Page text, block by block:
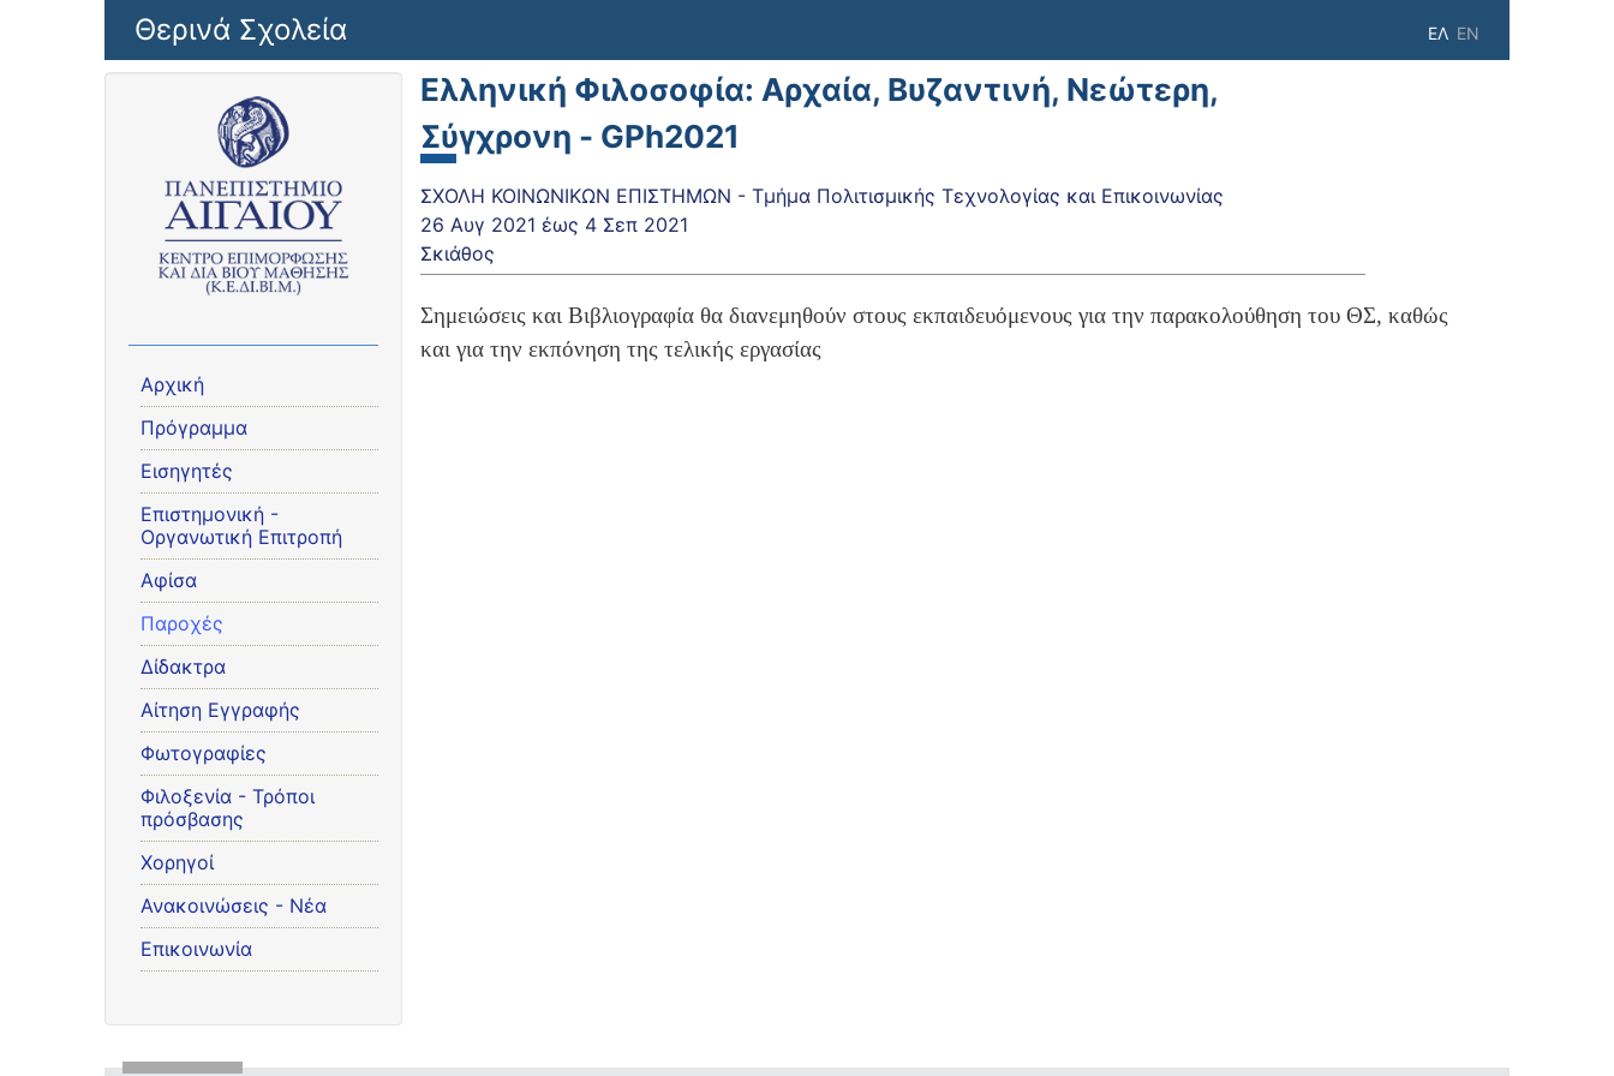
Παράκαμψη προς το κυρίως περιεχόμενο
Θερινά Σχολεία EN
ΕΛ
Αρχική
Πρόγραμμα
Εισηγητές
Eπιστημονική -
Οργανωτική Επιτροπή
Αφίσα
Παροχές
Δίδακτρα
Αίτηση Εγγραφής
Φωτογραφίες
Φιλοξενία - Τρόποι
πρόσβασης
Χορηγοί
Ανακοινώσεις - Νέα
Επικοινωνία
Ελληνική Φιλοσοφία: Αρχαία, Βυζαντινή, Νεώτερη,
Σύγχρονη - GPh2021
ΣΧΟΛΗ ΚΟΙΝΩΝΙΚΩΝ ΕΠΙΣΤΗΜΩΝ - Τμήμα Πολιτισμικής Τεχνολογίας και Επικοινωνίας
26 Αυγ 2021 έως 4 Σεπ 2021
Σκιάθος
Σημειώσεις και Βιβλιογραφία θα διανεμηθούν στους εκπαιδευόμενους για την παρακολούθηση του ΘΣ, καθώς
και για την εκπόνηση της τελικής εργασίας